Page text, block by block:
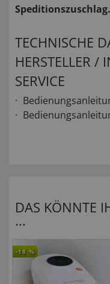
Speditionszuschlag.
TECHNISCHE
HERSTELLER /
SERVICE
DAS KÖNNTE
...
-18 %